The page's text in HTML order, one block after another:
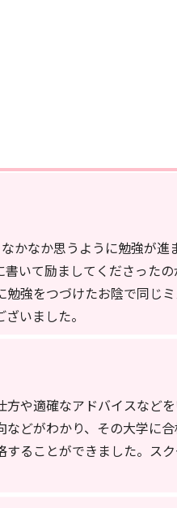
かなか思うように勉強が進
いて励ましてくださった
強をつづけたお陰で同じ
いました。
や適確なアドバイスなど
どがわかり、その大学に
ることができました。ス